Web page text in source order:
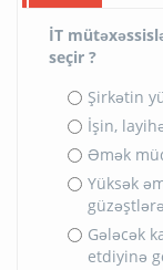
İT
seçir ?
Şirkətin
İşin,
Əmək
Yüksək
Gələcək
etdiyinə